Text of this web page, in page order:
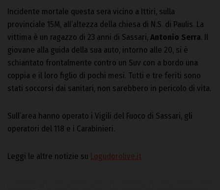
Incidente mortale questa sera vicino a Ittiri, sulla
provinciale 15M, all’altezza della chiesa di N.S. di Paulis. La
vittima è un ragazzo di 23 anni di Sassari, Antonio Serra. Il
giovane alla guida della sua auto, intorno alle 20, si è
schiantato frontalmente contro un Suv con a bordo una
coppia e il loro figlio di pochi mesi. Tutti e tre feriti sono
stati soccorsi dai sanitari, non sarebbero in pericolo di vita.
Sull’area hanno operato i Vigili del Fuoco di Sassari, gli
operatori del 118 e i Carabinieri.
Leggi le altre notizie su Logudorolive.it